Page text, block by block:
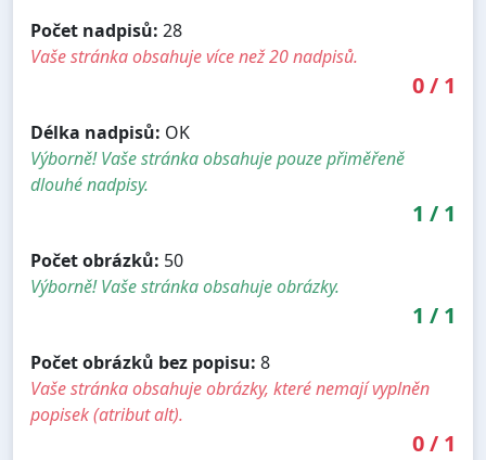
Počet nadpisů: 28
Vaše stránka obsahuje více než 20 nadpisů.
0/ 1
Délka nadpisů: OK
Výborně! Vaše stránka obsahuje pouze přiměřeně
dlouhé nadpisy.
1 / 1
Počet obrázků: 50
Výborně! Vaše stránka obsahuje obrázky.
1 / 1
Počet obrázků bez popisu: 8
Vaše stránka obsahuje obrázky, které nemají vyplněn
popisek (atribut alt).
0/ 1